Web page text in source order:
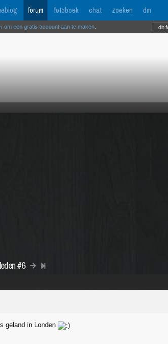
forum fotoboek chat zoeken dm
om een gratis account aan te maken
#6
geland in Londen